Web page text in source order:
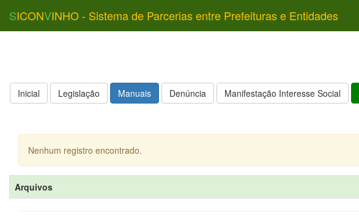
SICONVINHO - Sistema de Parcerias entre Prefeituras e Entidades
Inicial Legislação Manuais Denúncia Manifestação Interesse Social
Nenhum registro encontrado.
Arquivos